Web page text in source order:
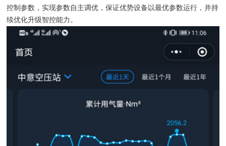
控制参数，实现参数自主调优，保证优势设备以最优参数运行，并持
续优化升级智控能力。